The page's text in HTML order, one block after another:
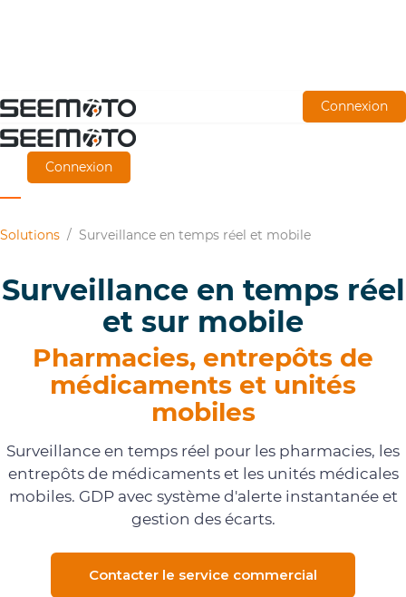
Aller
directement
contenu
Connexion
Connexion
Solutions / Surveillance en temps réel et mobile
Surveillance en temps réel
et sur mobile
Pharmacies, entrepôts de
médicaments et unités
mobiles
Surveillance en temps réel pour les pharmacies, les
entrepôts de médicaments et les unités médicales
mobiles. GDP avec système d'alerte instantanée et
gestion des écarts.
Contacter le service commercial